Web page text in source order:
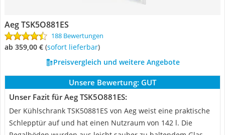
Aeg TSK5O881ES
188 Bewertungen
ab 359,00 € ( Sofort lieferbar)
Preisvergleich und weitere Angebote
Unsere Bewertung: GUT
Unser Fazit für Aeg TSK5O881ES:
Der Kühlschrank TSK50881ES von Aeg weist eine praktische
Schlepptür auf und hat einen Nutzraum von 142 l. Die